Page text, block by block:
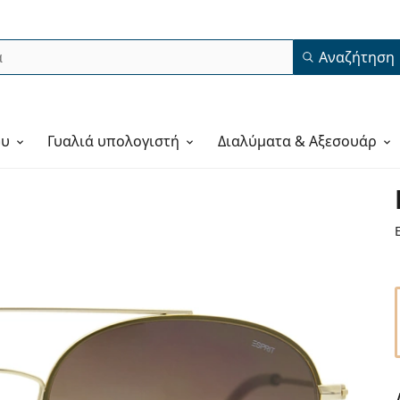
Αναζήτηση
Γυαλιά υπολογιστή Διαλύματα & Αξεσουάρ